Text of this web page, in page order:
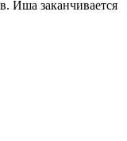
Иша заканчивается